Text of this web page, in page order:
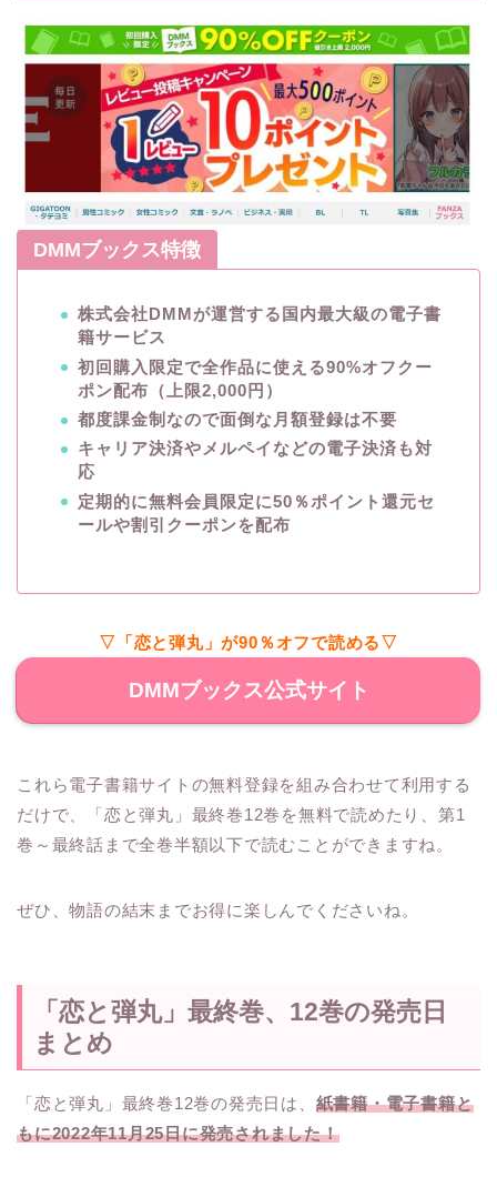
DMMブックス特徴
株式会社DMMが運営する国内最大級の電子書
籍サービス
初回購入限定で全作品に使える90%オフクー
ポン配布（上限2,000円）
都度課金制なので面倒な月額登録は不要
キャリア決済やメルペイなどの電子決済も対
応
定期的に無料会員限定に50％ポイント還元セ
ールや割引クーポンを配布
▽「恋と弾丸」が90％オフで読める▽
DMMブックス公式サイト
これら電子書籍サイトの無料登録を組み合わせて利用する
だけで、「恋と弾丸」最終巻12巻を無料で読めたり、第1
巻～最終話まで全巻半額以下で読むことができますね。
ぜひ、物語の結末までお得に楽しんでくださいね。
「恋と弾丸」最終巻、12巻の発売日
まとめ
「恋と弾丸」最終巻12巻の発売日は、 紙書籍・電子書籍と
もに2022年11月25日に発売されました！